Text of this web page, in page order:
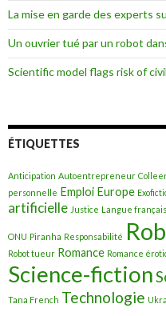
:La mise en garde des experts
Un ouvrier tué par un robot
Scientific model flags risk of
ÉTIQUETTES
Anticipation Autoentrepreneur
personnelle Emploi Europe
artificielle Justice Langue
ONU Piranha Responsabilité
Robot tueur Romance Romance
Science-fiction
Tana French Technologie